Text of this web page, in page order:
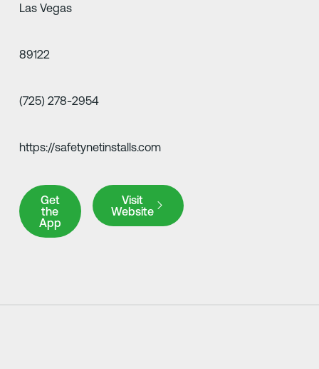
Las Vegas
89122
(725) 278-2954
https://safetynetinstalls.com
Get
the
App
Get the App
Visit
Website
Visit Website